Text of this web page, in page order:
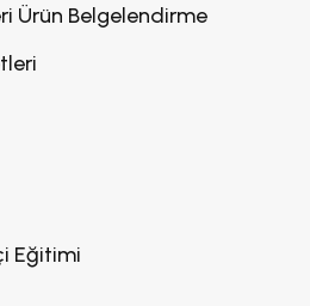
Ürün Belgelendirme
Eğitimi